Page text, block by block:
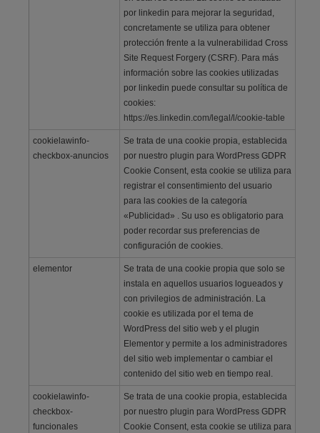
por linkedin para mejorar la seguridad,
concretamente se utiliza para obtener
protección frente a la vulnerabilidad Cross
Site Request Forgery (CSRF). Para más
información sobre las cookies utilizadas
por linkedin puede consultar su política de
cookies:
https://es.linkedin.com/legal/l/cookie-table
cookielawinfo-
checkbox-anuncios
Se trata de una cookie propia, establecida
por nuestro plugin para WordPress GDPR
Cookie Consent, esta cookie se utiliza para
registrar el consentimiento del usuario
para las cookies de la categoría
«Publicidad» . Su uso es obligatorio para
poder recordar sus preferencias de
configuración de cookies.
elementor
Se trata de una cookie propia que solo se
instala en aquellos usuarios logueados y
con privilegios de administración. La
cookie es utilizada por el tema de
WordPress del sitio web y el plugin
Elementor y permite a los administradores
del sitio web implementar o cambiar el
contenido del sitio web en tiempo real.
cookielawinfo-
checkbox-
funcionales
Se trata de una cookie propia, establecida
por nuestro plugin para WordPress GDPR
Cookie Consent, esta cookie se utiliza para